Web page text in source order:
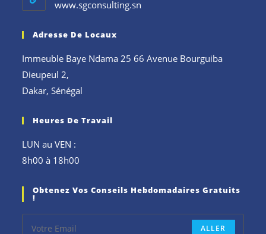
www.sgconsulting.sn
Adresse De Locaux
Immeuble Baye Ndama 25 66 Avenue Bourguiba
Dieupeul 2,
Dakar, Sénégal
Heures De Travail
LUN au VEN :
8h00 à 18h00
Obtenez Vos Conseils Hebdomadaires Gratuits
!
ALLER